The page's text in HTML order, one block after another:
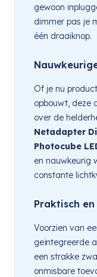
gewoon
dimmer pas je
één draaiknop.
Of je nu
opbouwt, deze
over de
Netadapter
Photocube
en nauwkeurig
constante
Praktisch
Voorzien van
geïntegreerde
een strakke
onmisbare